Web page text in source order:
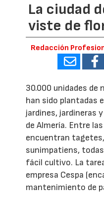
La ciudad
viste de
Redacción
30.000 unidades de
han sido plantadas
jardines, jardineras
de Almería. Entre
encuentran
sunimpatiens,
fácil cultivo. La
empresa Cespa
mantenimiento de